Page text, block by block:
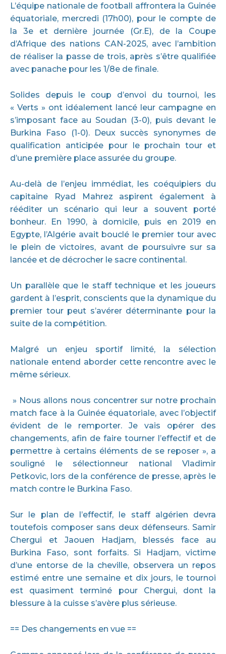
L’équipe nationale de football affrontera la Guinée
équatoriale, mercredi (17h00), pour le compte de
la 3e et dernière journée (Gr.E), de la Coupe
d’Afrique des nations CAN-2025, avec l’ambition
de réaliser la passe de trois, après s’être qualifiée
avec panache pour les 1/8e de finale.
Solides depuis le coup d’envoi du tournoi, les
« Verts » ont idéalement lancé leur campagne en
s’imposant face au Soudan (3-0), puis devant le
Burkina Faso (1-0). Deux succès synonymes de
qualification anticipée pour le prochain tour et
d’une première place assurée du groupe.
Au-delà de l’enjeu immédiat, les coéquipiers du
capitaine Ryad Mahrez aspirent également à
rééditer un scénario qui leur a souvent porté
bonheur. En 1990, à domicile, puis en 2019 en
Egypte, l’Algérie avait bouclé le premier tour avec
le plein de victoires, avant de poursuivre sur sa
lancée et de décrocher le sacre continental.
Un parallèle que le staff technique et les joueurs
gardent à l’esprit, conscients que la dynamique du
premier tour peut s’avérer déterminante pour la
suite de la compétition.
Malgré un enjeu sportif limité, la sélection
nationale entend aborder cette rencontre avec le
même sérieux.
» Nous allons nous concentrer sur notre prochain
match face à la Guinée équatoriale, avec l’objectif
évident de le remporter. Je vais opérer des
changements, afin de faire tourner l’effectif et de
permettre à certains éléments de se reposer », a
souligné le sélectionneur national Vladimir
Petkovic, lors de la conférence de presse, après le
match contre le Burkina Faso.
Sur le plan de l’effectif, le staff algérien devra
toutefois composer sans deux défenseurs. Samir
Chergui et Jaouen Hadjam, blessés face au
Burkina Faso, sont forfaits. Si Hadjam, victime
d’une entorse de la cheville, observera un repos
estimé entre une semaine et dix jours, le tournoi
est quasiment terminé pour Chergui, dont la
blessure à la cuisse s’avère plus sérieuse.
== Des changements en vue ==